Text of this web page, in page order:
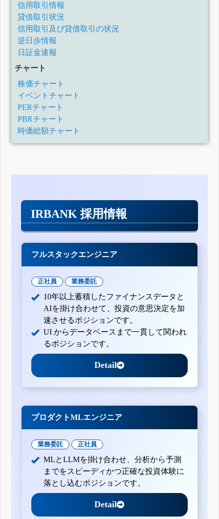
信用取引情報
貸借取引状況
信用取引及び貸借取引の状況
逆日歩情報
日証金速報
チャート
株価チャート
イベントチャート
PERチャート
PBRチャート
時価総額チャート
IRBANK 採用情報
フルスタックエンジニア
正社員 業務委託
10年以上蓄積したファイナンスデータと
AIを掛け合わせて、投資の意思決定を加
速させるポジションです。
UI からデータベースまで一貫して関われ
るポジションです。
Detail
プロダクトMLエンジニア
業務委託 正社員
MLとLLMを掛け合わせ、分析から予測
までをスピーディかつ正確な投資体験に
落とし込むポジションです。
Detail